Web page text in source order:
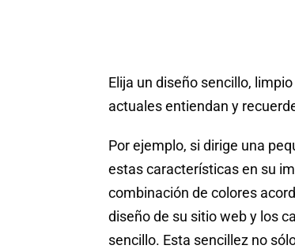
Elija un diseño sencillo,
actuales entiendan y
Por ejemplo, si dirige una
estas características en su
combinación de colores
diseño de su sitio web y los
sencillo. Esta sencillez no